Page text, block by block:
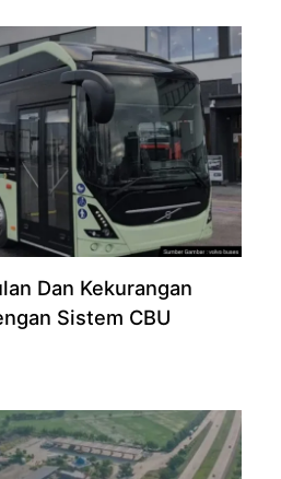
Dan Kekurangan
Sistem CBU